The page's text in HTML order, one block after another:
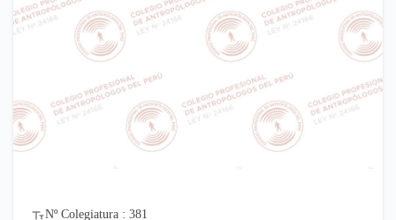
Nº Colegiatura : 381